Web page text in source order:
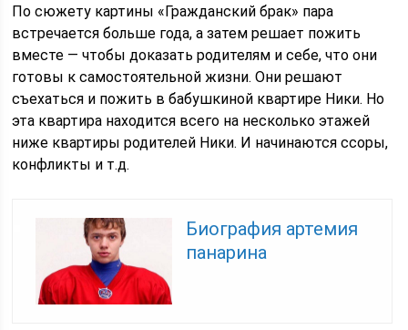
По сюжету картины «Гражданский брак» пара
встречается больше года, а затем решает пожить
вместе — чтобы доказать родителям и себе, что они
готовы к самостоятельной жизни. Они решают
съехаться и пожить в бабушкиной квартире Ники. Но
эта квартира находится всего на несколько этажей
ниже квартиры родителей Ники. И начинаются ссоры,
конфликты и т.д.
Биография артемия
панарина